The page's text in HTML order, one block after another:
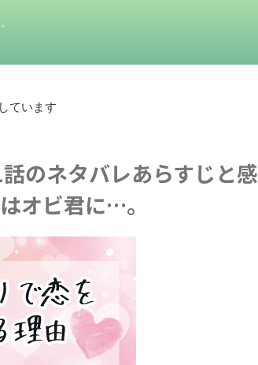
ています
のネタバレあらすじと感
オビ君に…。